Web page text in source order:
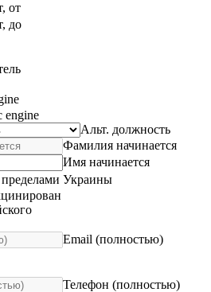
от
до
engine
Альт. должность
Фамилия начинается
Имя начинается
пределами Украины
Email (полностью)
Телефон (полностью)